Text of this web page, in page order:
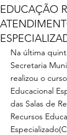
EDUCAÇÃO
Na última
Secretaria
realizou o
Educacional
das Salas de
Recursos